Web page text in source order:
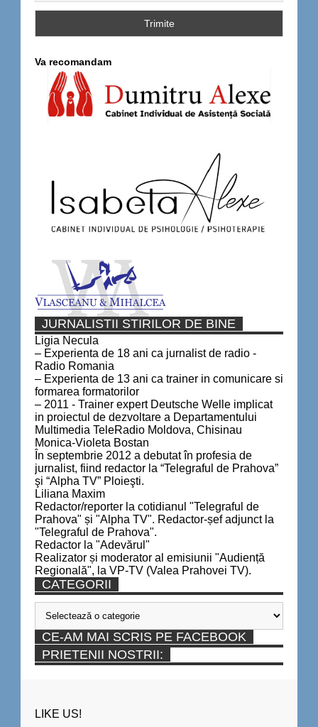
Va recomandam
JURNALISTII STIRILOR DE BINE
Ligia Necula
– Experienta de 18 ani ca jurnalist de radio -
Radio Romania
– Experienta de 13 ani ca trainer in comunicare si
formarea formatorilor
– 2011 - Trainer expert Deutsche Welle implicat
in proiectul de dezvoltare a Departamentului
Multimedia TeleRadio Moldova, Chisinau
Monica-Violeta Bostan
În septembrie 2012 a debutat în profesia de
jurnalist, fiind redactor la “Telegraful de Prahova”
şi “Alpha TV” Ploieşti.
Liliana Maxim
Redactor/reporter la cotidianul "Telegraful de
Prahova" și "Alpha TV". Redactor-șef adjunct la
"Telegraful de Prahova".
Redactor la "Adevărul"
Realizator și moderator al emisiunii "Audiență
Regională", la VP-TV (Valea Prahovei TV).
CATEGORII
Categorii
CE-AM MAI SCRIS PE FACEBOOK
PRIETENII NOSTRII:
LIKE US!